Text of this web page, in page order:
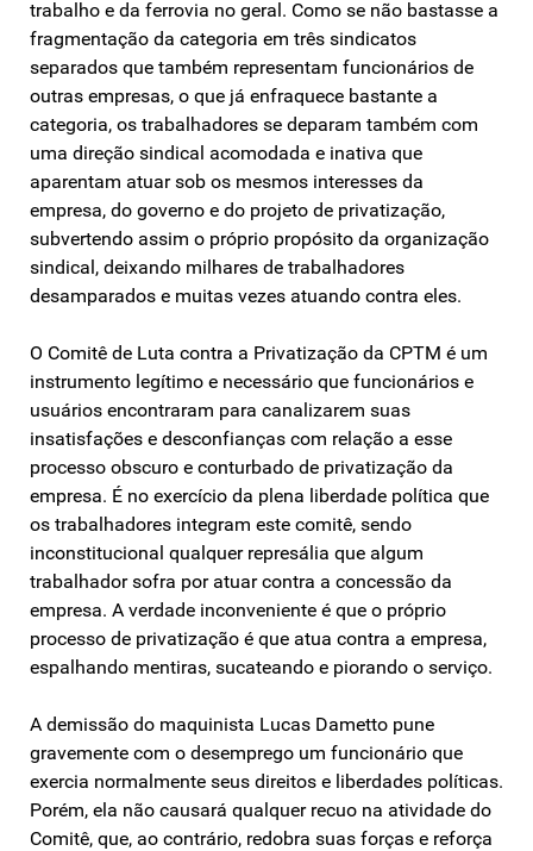
trabalho e da ferrovia no geral. Como se não bastasse a
fragmentação da categoria em três sindicatos
separados que também representam funcionários de
outras empresas, o que já enfraquece bastante a
categoria, os trabalhadores se deparam também com
uma direção sindical acomodada e inativa que
aparentam atuar sob os mesmos interesses da
empresa, do governo e do projeto de privatização,
subvertendo assim o próprio propósito da organização
sindical, deixando milhares de trabalhadores
desamparados e muitas vezes atuando contra eles.
O Comitê de Luta contra a Privatização da CPTM é um
instrumento legítimo e necessário que funcionários e
usuários encontraram para canalizarem suas
insatisfações e desconfianças com relação a esse
processo obscuro e conturbado de privatização da
empresa. É no exercício da plena liberdade política que
os trabalhadores integram este comitê, sendo
inconstitucional qualquer represália que algum
trabalhador sofra por atuar contra a concessão da
empresa. A verdade inconveniente é que o próprio
processo de privatização é que atua contra a empresa,
espalhando mentiras, sucateando e piorando o serviço.
A demissão do maquinista Lucas Dametto pune
gravemente com o desemprego um funcionário que
exercia normalmente seus direitos e liberdades políticas.
Porém, ela não causará qualquer recuo na atividade do
Comitê, que, ao contrário, redobra suas forças e reforça